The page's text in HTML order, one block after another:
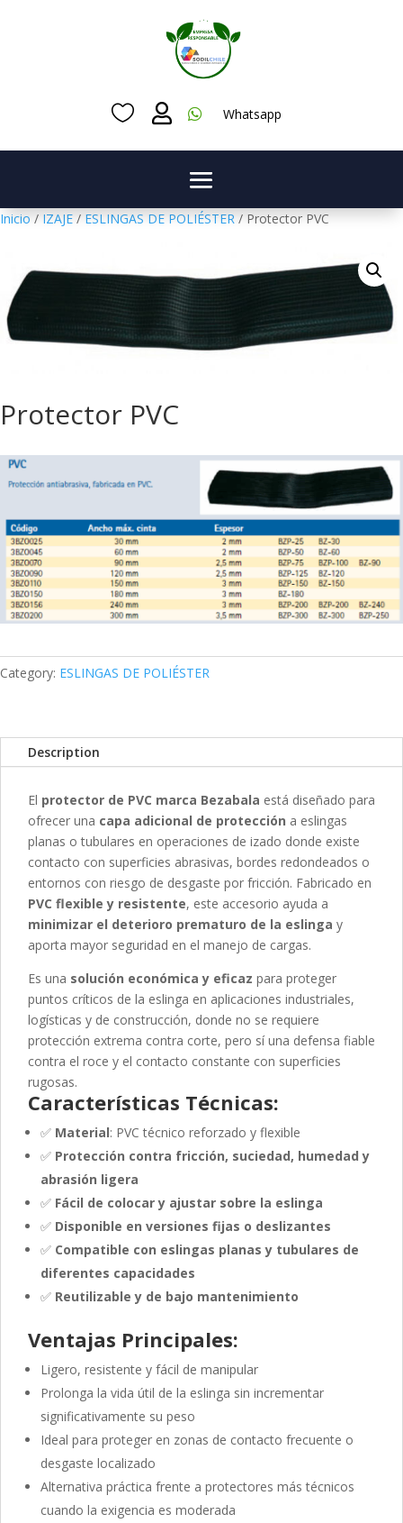
   Whatsapp
Inicio / IZAJE / ESLINGAS DE POLIÉSTER / Protector PVC
Protector PVC
Category: ESLINGAS DE POLIÉSTER
Description
El protector de PVC marca Bezabala está diseñado para
ofrecer una capa adicional de protección a eslingas
planas o tubulares en operaciones de izado donde existe
contacto con superficies abrasivas, bordes redondeados o
entornos con riesgo de desgaste por fricción. Fabricado en
PVC flexible y resistente, este accesorio ayuda a
minimizar el deterioro prematuro de la eslinga y
aporta mayor seguridad en el manejo de cargas.
Es una solución económica y eficaz para proteger
puntos críticos de la eslinga en aplicaciones industriales,
logísticas y de construcción, donde no se requiere
protección extrema contra corte, pero sí una defensa fiable
contra el roce y el contacto constante con superficies
rugosas.
Características Técnicas:
✅ Material: PVC técnico reforzado y flexible
✅ Protección contra fricción, suciedad, humedad y
abrasión ligera
✅ Fácil de colocar y ajustar sobre la eslinga
✅ Disponible en versiones fijas o deslizantes
✅ Compatible con eslingas planas y tubulares de
diferentes capacidades
✅ Reutilizable y de bajo mantenimiento
Ventajas Principales:
Ligero, resistente y fácil de manipular
Prolonga la vida útil de la eslinga sin incrementar
significativamente su peso
Ideal para proteger en zonas de contacto frecuente o
desgaste localizado
Alternativa práctica frente a protectores más técnicos
cuando la exigencia es moderada